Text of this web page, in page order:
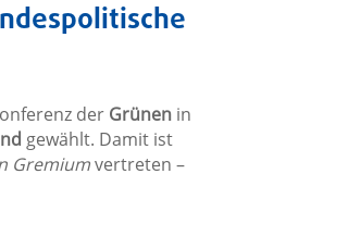
der Grünenin
gewählt. Damit ist
Gremiumvertreten –